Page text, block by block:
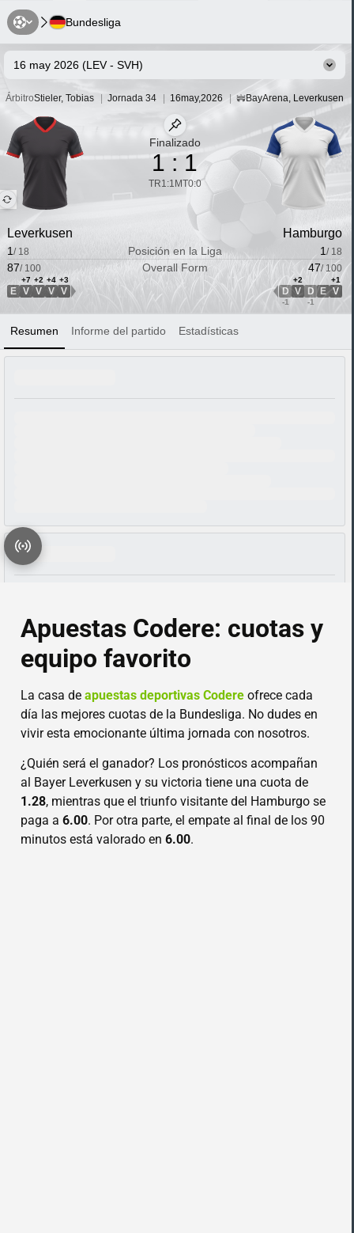
Apuestas Codere: cuotas y
equipo favorito
La casa deapuestas deportivas Codere ofrece cada
día las mejores cuotas de la Bundesliga. No dudes en
vivir esta emocionante última jornada con nosotros.
¿Quién será el ganador? Los pronósticos acompañan
al Bayer Leverkusen y su victoria tiene una cuota de
1.28, mientras que el triunfo visitante del Hamburgo se
paga a6.00. Por otra parte, el empate al final de los 90
minutos está valorado en6.00.